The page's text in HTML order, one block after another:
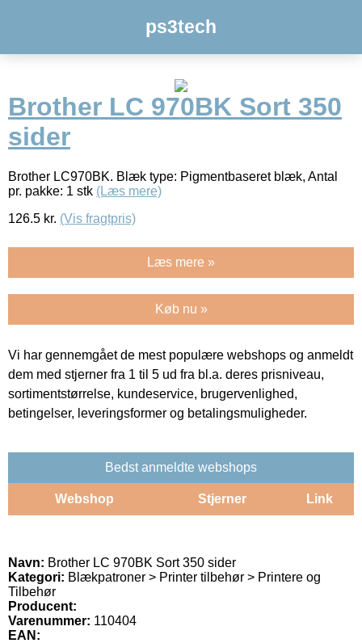
ps3tech
Brother LC 970BK Sort 350
sider
Brother LC970BK. Blæk type: Pigmentbaseret blæk, Antal
pr. pakke: 1 stk (Læs mere)
126.5 kr. (Vis fragtpris)
Læs mere »
Køb nu »
Vi har gennemgået de mest populære webshops og anmeldt
dem med stjerner fra 1 til 5 ud fra bl.a. deres prisniveau,
sortimentstørrelse, kundeservice, brugervenlighed,
betingelser, leveringsformer og betalingsmuligheder.
Bedst anmeldte webshops
Webshop Stjerner Link
Navn: Brother LC 970BK Sort 350 sider
Kategori: Blækpatroner > Printer tilbehør > Printere og
Tilbehør
Producent:
Varenummer: 110404
EAN: